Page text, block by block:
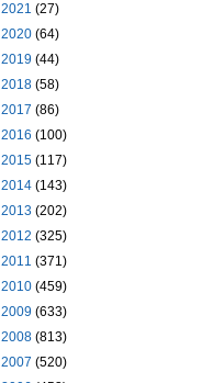
2021 (27)
2020 (64)
2019 (44)
2018 (58)
2017 (86)
2016 (100)
2015 (117)
2014 (143)
2013 (202)
2012 (325)
2011 (371)
2010 (459)
2009 (633)
2008 (813)
2007 (520)